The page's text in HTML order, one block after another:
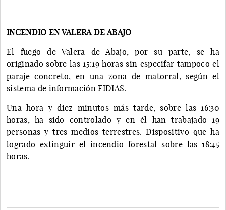
INCENDIO EN VALERA DE ABAJO
El fuego de Valera de Abajo, por su parte, se ha
originado sobre las 15:19 horas sin especifar tampoco el
paraje concreto, en una zona de matorral, según el
sistema de información FIDIAS.
Una hora y diez minutos más tarde, sobre las 16:30
horas, ha sido controlado y en él han trabajado 19
personas y tres medios terrestres. Dispositivo que ha
logrado extinguir el incendio forestal sobre las 18:45
horas.